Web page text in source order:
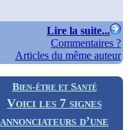
Lire la suite...
Commentaires ?
Articles du même auteur
Bien-être et Santé
Voici les 7 signes
annonciateurs d’une